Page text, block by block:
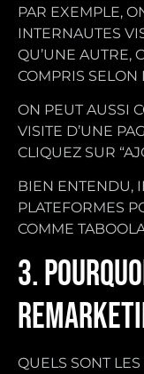
PAR EXEMPLE,
INTERNAUTES
QU’UNE AUTRE,
COMPRIS SELON
ON PEUT AUSSI
VISITE D’UNE
CLIQUEZ SUR
BIEN ENTENDU,
PLATEFORMES
COMME
3.
QUELS SONT